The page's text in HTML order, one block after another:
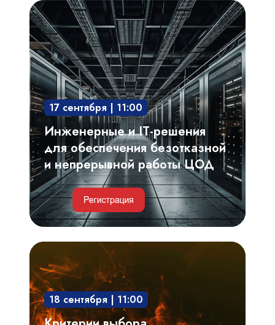
Инженерные
и
IT-
решения
для
обеспечения
безотказной
и
непрерывной
работы
ЦОД
17 сентября | 11:00
Инженерные и IT-решения
для обеспечения безотказной
и непрерывной работы ЦОД
Критерии
выбора,
проектирование
системы
газового
18 сентября | 11:00